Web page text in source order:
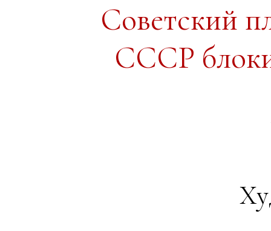
Советский
СССР